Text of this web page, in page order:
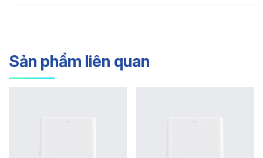
Sản phẩm liên quan